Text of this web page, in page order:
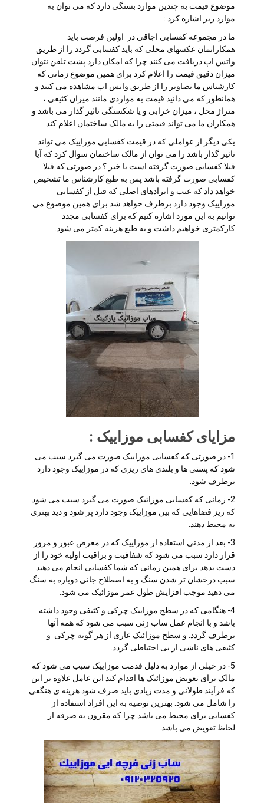
موضوع قیمت به چندین موارد بستگی دارد که می توان به
موارد زیر اشاره کرد :
ما در مجموعه کفسابی اجاقی در اولین فرصت باید
همکارانمان عکسهای محلی که باید کفسابی گردد را از طریق
واتس اپ دریافت می کنند چرا که امکان دارد پشت تلفن نتوان
میزان دقیق قیمت را اعلام کرد برای همین موضوع زمانی که
کارشناس ما تصاویر را از طریق واتس اپ مشاهده می کنند و
همانطور که می دانید قیمت به مواردی مانند میزان کثیفی ،
متراژ محل ، میزان خرابی و یا شکستگی تاثیر گذار می باشد و
همکاران ما می تواند قیمتی را به مالک ساختمان اعلام کند.
یکی دیگر از عواملی که در قیمت کفسابی موزاییک می تواند
تاثیر گذار باشد را می توان از مالک ساختمان سوال کرد که آیا
قبلا کفسابی صورت گرفته است یا خیر ؟ در صورتی که قبلا
کفسابی صورت گرفته باشد پس به طبع کارشناس ما تشخیص
خواهد داد که عیب و ایرادهای اصلی که قبل از کفسابی
موزاییک وجود دارد برطرف خواهد شد برای همین موضوع می
توانیم به این مورد اشاره کنیم که برای کفسابی مجدد
کارکمتری خواهیم داشت و به طبع هزینه کمتر می شود.
مزایای کفسابی موزاییک :
1- در صورتی که کفسابی موزاییک صورت می گیرد سبب می
شود که پستی ها و بلندی های ریزی که در موزاییک وجود دارد
برطرف شود.
2- زمانی که کفسابی موزائیک صورت می گیرد سبب می شود
که ریز فضاهایی که بین موزاییک وجود دارد پر شود و دید بهتری
به محیط دهند.
3- بعد از مدتی استفاده از موزاییک که در معرض عبور و مرور
قرار دارد سبب می شود که شفافیت و براقیت اولیه خود را از
دست بدهد برای همین زمانی که شما کفسابی انجام می دهید
سبب درخشان تر شدن سنگ و به اصطلاح جانی دوباره به سنگ
می دهید موجب افزایش طول عمر موزائیک می شود.
4- هنگامی که در سطح موزاییک چرکی و کثیفی وجود داشته
باشد و با انجام عمل ساب زنی سبب می شود که همه آنها
برطرف گردد. و سطح موزائیک عاری از هر گونه چرکی و
کثیفی های ناشی از بی احتیاطی گردد.
5- در خیلی از موارد به دلیل قدمت موزاییک سبب می شود که
مالک برای تعویض موزائیک ها اقدام کند این عامل علاوه بر این
که فرآیند طولانی و مدت زیادی باید صرف شود هزینه ی هنگفی
را شامل می شود. بهترین توصیه به این افراد استفاده از
کفسابی برای محیط می باشد چرا که مقرون به صرفه از
لحاظ تعویض می باشد